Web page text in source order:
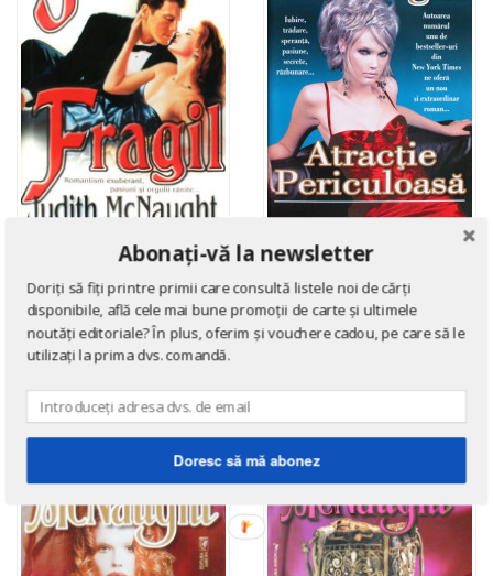
ROMANE DE DRAGOSTE
Triumf fragil
de Judith McNaught
ROMANE DE DRAGOSTE
Atractie periculoasa
de Judith McNaught
Abonați-vă la newsletter
Doriți să fiți printre primii care consultă listele noi de cărți
disponibile, află cele mai bune promoții de carte și ultimele
noutăți editoriale? În plus, oferim și vouchere cadou, pe care să le
utilizați la prima dvs. comandă.
Doresc să mă abonez